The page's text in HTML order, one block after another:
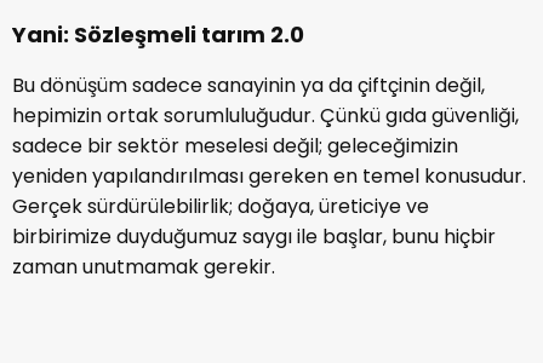
Yani: Sözleşmeli tarım 2.0
Bu dönüşüm sadece sanayinin ya da çiftçinin değil,
hepimizin ortak sorumluluğudur. Çünkü gıda güvenliği,
sadece bir sektör meselesi değil; geleceğimizin
yeniden yapılandırılması gereken en temel konusudur.
Gerçek sürdürülebilirlik; doğaya, üreticiye ve
birbirimize duyduğumuz saygı ile başlar, bunu hiçbir
zaman unutmamak gerekir.